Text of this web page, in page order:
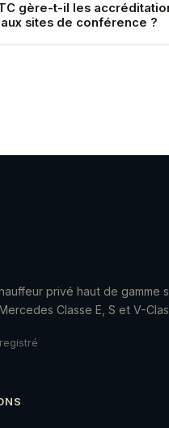
Flotte multi-véhicules
gère-t-il les
sites de conférence ?
privé haut de gamme
Classe E, S et V-